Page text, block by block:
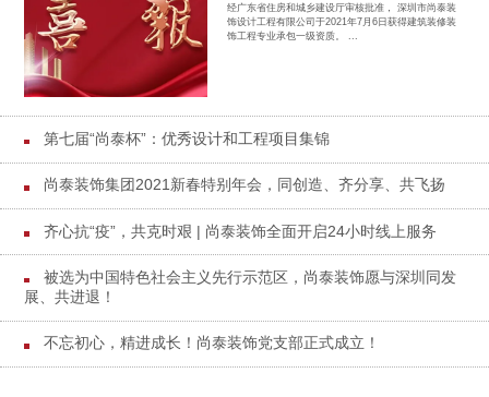
经广东省住房和城乡建设厅审核批准， 深圳市尚泰装
饰设计工程有限公司于2021年7月6日获得建筑装修装
饰工程专业承包一级资质。 ...
第七届“尚泰杯”：优秀设计和工程项目集锦
尚泰装饰集团2021新春特别年会，同创造、齐分享、共飞扬
齐心抗“疫”，共克时艰 | 尚泰装饰全面开启24小时线上服务
被选为中国特色社会主义先行示范区，尚泰装饰愿与深圳同发
展、共进退！
不忘初心，精进成长！尚泰装饰党支部正式成立！